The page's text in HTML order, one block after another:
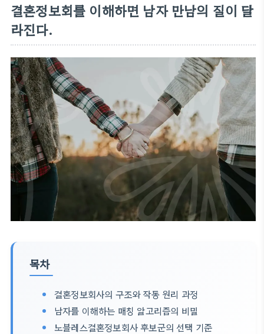
결혼정보회를 이해하면 남자 만남의 질이 달
라진다.
목차
결혼정보회사의 구조와 작동 원리 과정
남자를 이해하는 매칭 알고리즘의 비밀
노블레스결혼정보회사 후보군의 선택 기준